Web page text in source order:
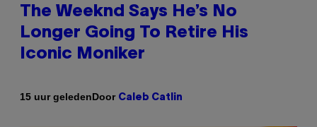
The Weeknd Says He’s No
Longer Going To Retire His
Iconic Moniker
15 uur geledenDoor Caleb Catlin